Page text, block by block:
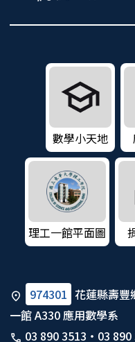
數學小天地
理工一館平面圖
974301 花蓮縣壽豐
一館 A330 應用數學系
03 890 3513 ・ 03 890